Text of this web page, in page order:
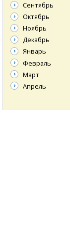
Сентябрь
Октябрь
Ноябрь
Декабрь
Январь
Февраль
Март
Апрель